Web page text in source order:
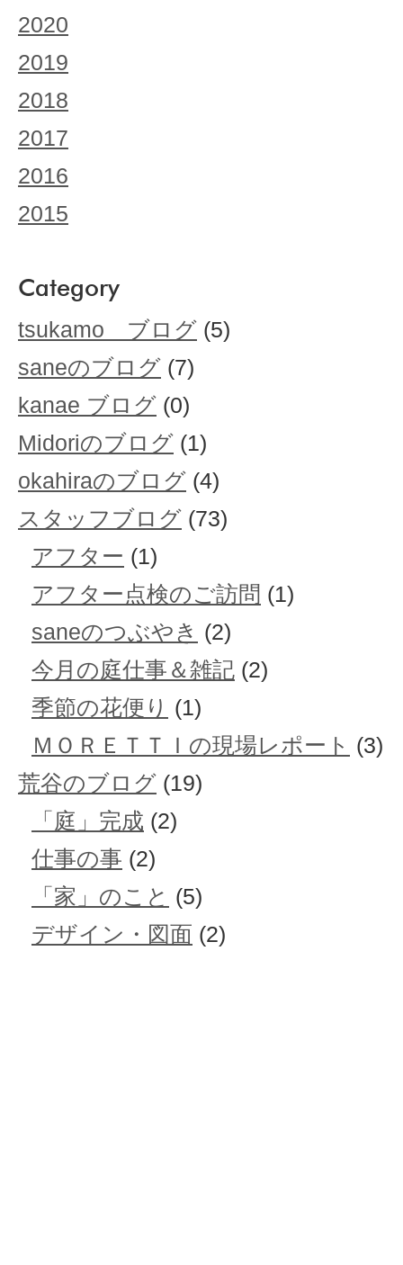
2020
2019
2018
2017
2016
2015
Category
tsukamo ブログ (5)
saneのブログ (7)
kanae ブログ (0)
Midoriのブログ (1)
okahiraのブログ (4)
スタッフブログ (73)
アフター (1)
アフター点検のご訪問 (1)
saneのつぶやき (2)
今月の庭仕事＆雑記 (2)
季節の花便り (1)
ＭＯＲＥＴＴＩの現場レポート (3)
荒谷のブログ (19)
「庭」完成 (2)
仕事の事 (2)
「家」のこと (5)
デザイン・図面 (2)